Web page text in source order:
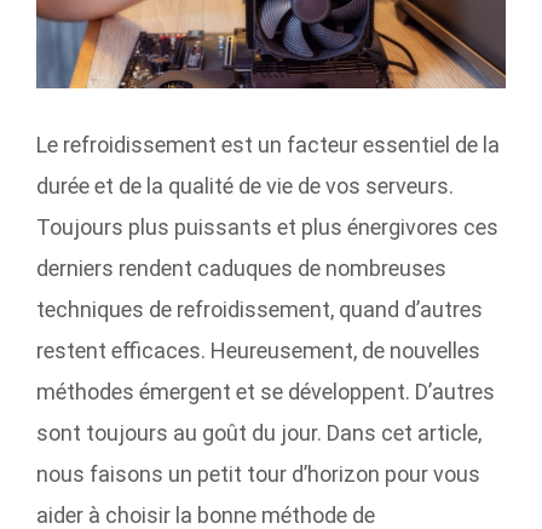
Le refroidissement est un facteur essentiel de la
durée et de la qualité de vie de vos serveurs.
Toujours plus puissants et plus énergivores ces
derniers rendent caduques de nombreuses
techniques de refroidissement, quand d’autres
restent efficaces. Heureusement, de nouvelles
méthodes émergent et se développent. D’autres
sont toujours au goût du jour. Dans cet article,
nous faisons un petit tour d’horizon pour vous
aider à choisir la bonne méthode de